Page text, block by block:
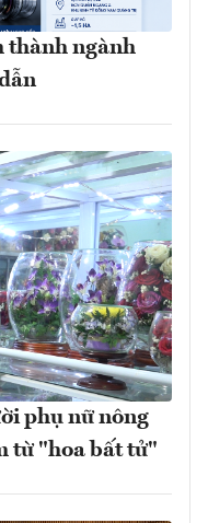
thành ngành
phụ nữ nông
từ "hoa bất tử"